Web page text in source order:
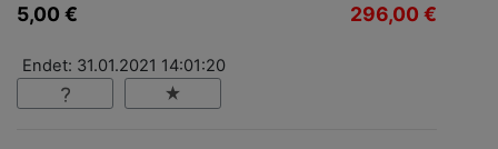
5,00 € 296,00 €
Endet: 31.01.2021 14:01:20